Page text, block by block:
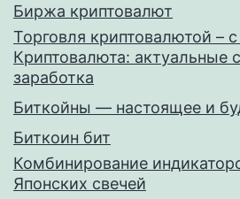
Биржа криптовалют
Торговля криптовалютой – с
Криптовалюта: актуальные
заработка
Биткойны — настоящее и
Биткоин бит
Комбинирование
Японских свечей